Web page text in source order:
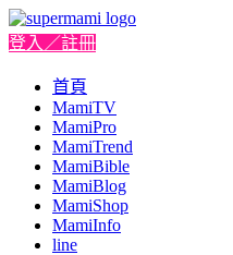
登入／註冊
首頁
MamiTV
MamiPro
MamiTrend
MamiBible
MamiBlog
MamiShop
MamiInfo
line